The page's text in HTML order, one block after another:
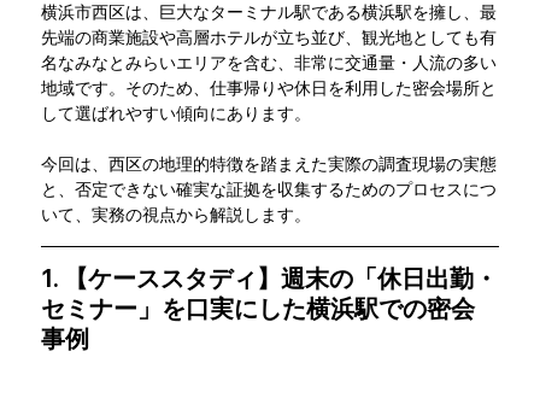
横浜市西区は、巨大なターミナル駅である横浜駅を擁し、最
先端の商業施設や高層ホテルが立ち並び、観光地としても有
名なみなとみらいエリアを含む、非常に交通量・人流の多い
地域です。そのため、仕事帰りや休日を利用した密会場所と
して選ばれやすい傾向にあります。
今回は、西区の地理的特徴を踏まえた実際の調査現場の実態
と、否定できない確実な証拠を収集するためのプロセスにつ
いて、実務の視点から解説します。
1. 【ケーススタディ】週末の「休日出勤・
セミナー」を口実にした横浜駅での密会
事例